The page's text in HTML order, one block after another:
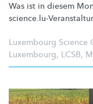
Was ist in diesem
science.lu-
Luxembourg Science
Luxembourg, LCSB,